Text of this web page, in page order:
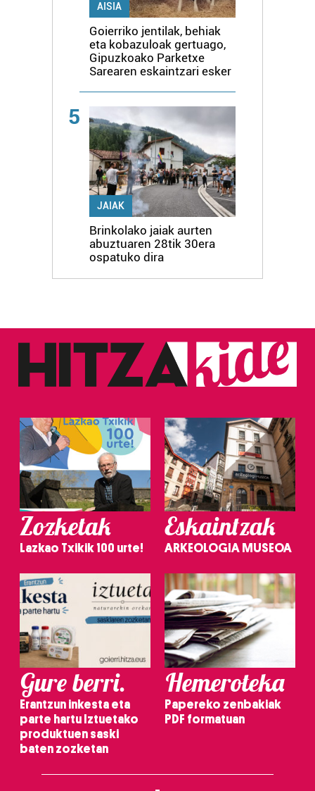
AISIA
Goierriko jentilak, behiak
eta kobazuloak gertuago,
Gipuzkoako Parketxe
Sarearen eskaintzari esker
5
JAIAK
Brinkolako jaiak aurten
abuztuaren 28tik 30era
ospatuko dira
Zozketak
Lazkao Txikik 100 urte!
Eskaintzak
ARKEOLOGIA MUSEOA
Gure berri.
Erantzun inkesta eta
parte hartu Iztuetako
produktuen saski
baten zozketan
Hemeroteka
Papereko zenbakiak
PDF formatuan